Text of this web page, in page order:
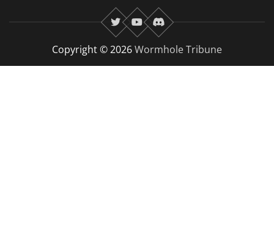
twitteryoutubeDiscord
Copyright © 2026Wormhole Tribune